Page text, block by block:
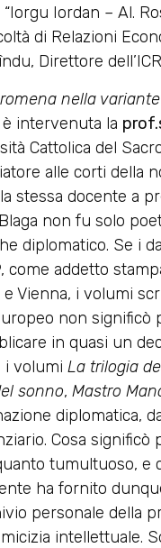
Iordan – Al.
di Relazioni
Direttore
nella
è intervenuta la
Cattolica del
alle corti della
la stessa docente a
non fu solo
diplomatico. Se i
come addetto
Vienna, i volumi
non significò
in quasi un
i volumi La trilogia
sonno, Mastro
diplomatica,
Cosa significò
tumultuoso,
ha fornito
personale della
intellettuale.